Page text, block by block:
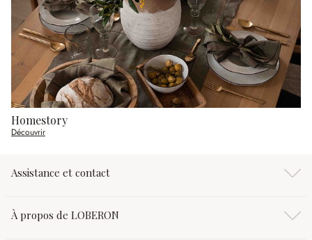
Homestory
Découvrir
Assistance et contact
À propos de LOBERON